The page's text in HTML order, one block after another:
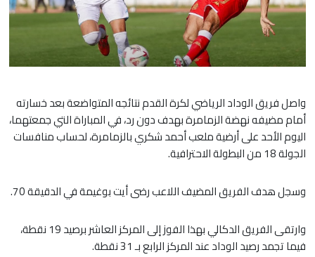
واصل فريق الوداد الرياضي لكرة القدم نتائجه المتواضعة بعد خسارته
أمام مضيفه نهضة الزمامرة بهدف دون رد، في المباراة التي جمعتهما،
اليوم الأحد على أرضية ملعب أحمد شكري بالزمامرة، لحساب منافسات
الجولة 18 من البطولة الاحترافية.
وسجل هدف الفريق المضيف اللاعب رضى أيت بوغيمة في الدقيقة 70.
وارتقى الفريق الدكالي بهذا الفوز إلى المركز العاشر برصيد 19 نقطة،
فيما تجمد رصيد الوداد عند المركز الرابع بـ 31 نقطة.